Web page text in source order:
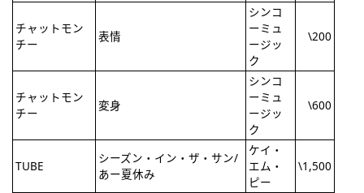
チャットモン
チー
表情
シンコ
ーミュ
ージッ
ク
\200
チャットモン
チー
変身
シンコ
ーミュ
ージッ
ク
\600
TUBE
シーズン・イン・ザ・サン/
あー夏休み
ケイ・
エム・
ピー
\1,500